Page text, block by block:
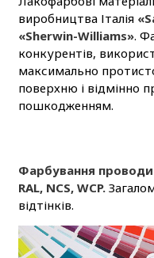
виробництва Італія
«Sherwin-Williams».
конкурентів,
максимально
поверхню і відмінно
пошкодженням.
Фарбування
RAL, NCS, WCP.
відтінків.